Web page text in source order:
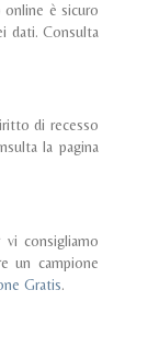
online è sicuro
dati. Consulta
di recesso
la pagina
vi consigliamo
un campione
Gratis.